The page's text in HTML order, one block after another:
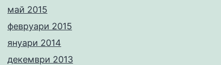
май 2015
февруари 2015
януари 2014
декември 2013